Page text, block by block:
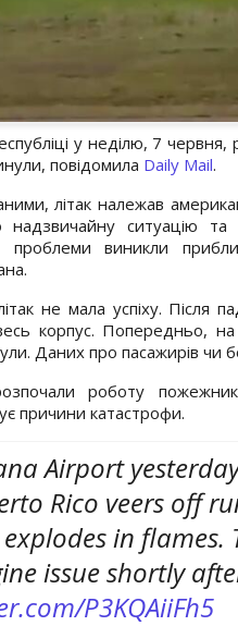
у неділю, 7
повідомила Daily Mail.
літак належав
ситуацію та
проблеми виникли
не мала успіху. Після
корпус. Попередньо,
Даних про пасажирів чи
роботу
причини катастрофи.
Airport
Rico veers off
in flames.
issue shortly
P3KQAiiFh5